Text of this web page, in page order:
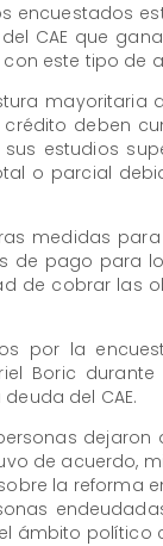
encuestados
CAE que
con este tipo de
mayoritaria
deben
estudios
o parcial
medidas
de pago para
de cobrar las
por la
Boric
del CAE.
de acuerdo,
la reforma
ámbito político